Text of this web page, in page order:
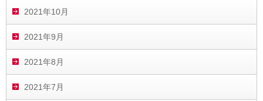
2021年10月
2021年9月
2021年8月
2021年7月